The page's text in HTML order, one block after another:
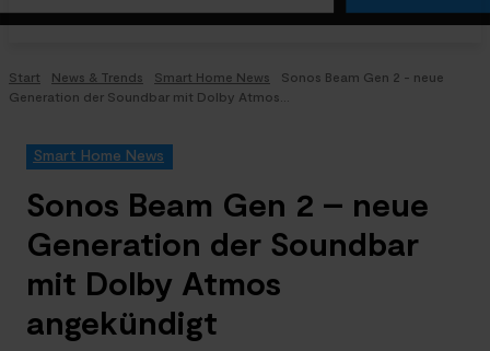
Start News & Trends Smart Home News
Sonos Beam Gen 2 - neue
Generation der Soundbar mit Dolby Atmos...
Smart Home News
Sonos Beam Gen 2 – neue
Generation der Soundbar
mit Dolby Atmos
angekündigt